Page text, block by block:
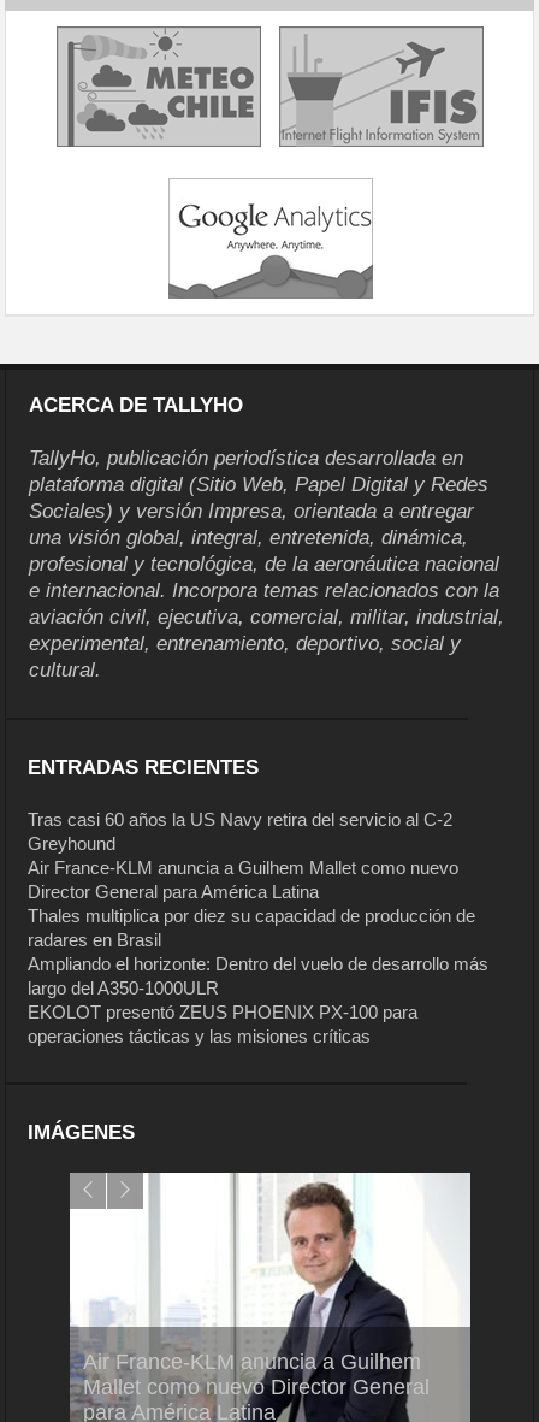
ACERCA DE TALLYHO
TallyHo, publicación periodística desarrollada en
plataforma digital (Sitio Web, Papel Digital y Redes
Sociales) y versión Impresa, orientada a entregar
una visión global, integral, entretenida, dinámica,
profesional y tecnológica, de la aeronáutica nacional
e internacional. Incorpora temas relacionados con la
aviación civil, ejecutiva, comercial, militar, industrial,
experimental, entrenamiento, deportivo, social y
cultural.
ENTRADAS RECIENTES
Tras casi 60 años la US Navy retira del servicio al C-2
Greyhound
Air France-KLM anuncia a Guilhem Mallet como nuevo
Director General para América Latina
Thales multiplica por diez su capacidad de producción de
radares en Brasil
Ampliando el horizonte: Dentro del vuelo de desarrollo más
largo del A350-1000ULR
EKOLOT presentó ZEUS PHOENIX PX-100 para
operaciones tácticas y las misiones críticas
IMÁGENES
Air France-KLM anuncia a Guilhem
Mallet como nuevo Director General
para América Latina